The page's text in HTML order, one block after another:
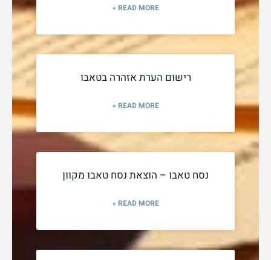
READ MORE »
רישום הערת אזהרה בטאבו
READ MORE »
נסח טאבו – הוצאת נסח טאבו מקוון
READ MORE »